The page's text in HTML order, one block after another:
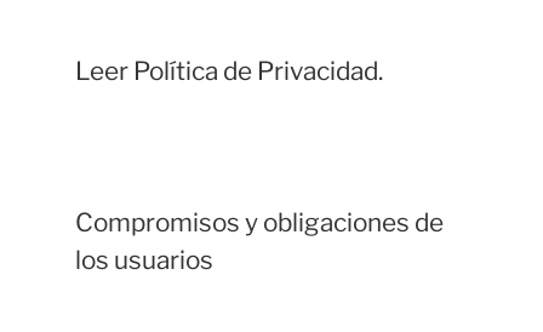
Leer Política de Privacidad.
Compromisos y obligaciones de
los usuarios